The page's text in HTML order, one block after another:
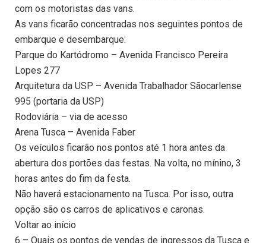
com os motoristas das vans.
As vans ficarão concentradas nos seguintes pontos de
embarque e desembarque:
Parque do Kartódromo – Avenida Francisco Pereira
Lopes 277
Arquitetura da USP – Avenida Trabalhador Sãocarlense
995 (portaria da USP)
Rodoviária – via de acesso
Arena Tusca – Avenida Faber
Os veículos ficarão nos pontos até 1 hora antes da
abertura dos portões das festas. Na volta, no mínino, 3
horas antes do fim da festa.
Não haverá estacionamento na Tusca. Por isso, outra
opção são os carros de aplicativos e caronas.
Voltar ao início
6 – Quais os pontos de vendas de ingressos da Tusca e